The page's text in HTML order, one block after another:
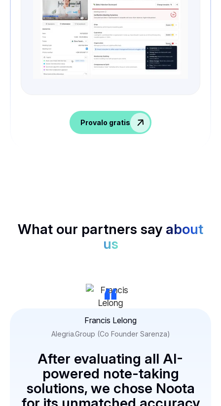
Provalo gratis
What our partners say about
us
“
Francis Lelong
Alegria.Group (Co Founder Sarenza)
After evaluating all AI-
powered note-taking
solutions, we chose Noota